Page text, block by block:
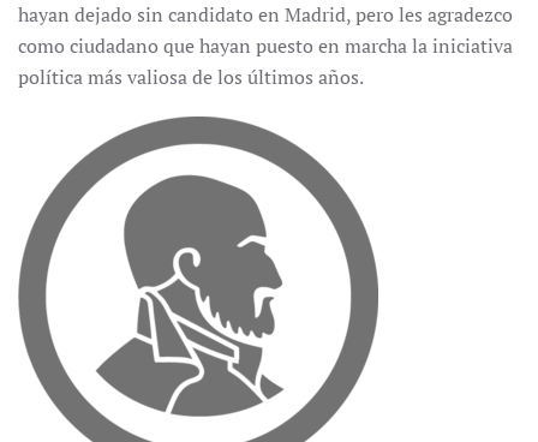
hayan dejado sin candidato en Madrid, pero les agradezco
como ciudadano que hayan puesto en marcha la iniciativa
política más valiosa de los últimos años.